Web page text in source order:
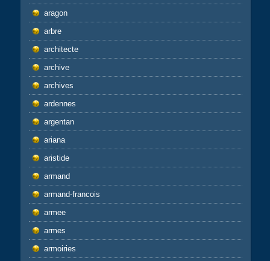
aragon
arbre
architecte
archive
archives
ardennes
argentan
ariana
aristide
armand
armand-francois
armee
armes
armoiries